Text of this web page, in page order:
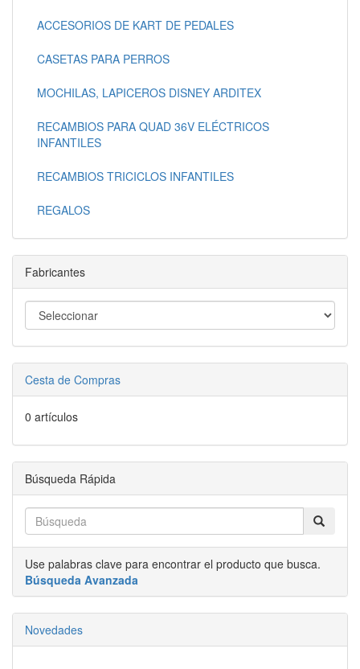
ACCESORIOS DE KART DE PEDALES
CASETAS PARA PERROS
MOCHILAS, LAPICEROS DISNEY ARDITEX
RECAMBIOS PARA QUAD 36V ELÉCTRICOS
INFANTILES
RECAMBIOS TRICICLOS INFANTILES
REGALOS
Fabricantes
Cesta de Compras
0 artículos
Búsqueda Rápida
Use palabras clave para encontrar el producto que busca.
Búsqueda Avanzada
Novedades